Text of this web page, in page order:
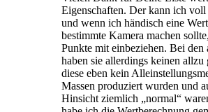
Eigenschaften. Der kann ich
und wenn ich händisch eine
bestimmte Kamera machen
Punkte mit einbeziehen. Bei den
haben sie allerdings keinen
diese eben kein
Massen produziert wurden und
Hinsicht ziemlich „normal“